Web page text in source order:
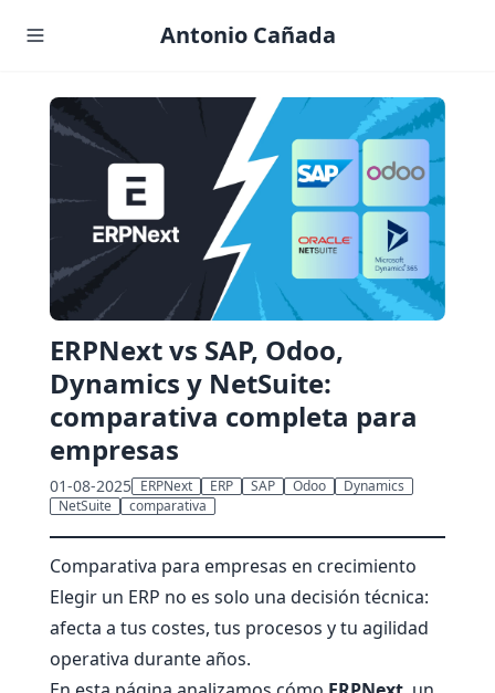
Antonio Cañada
ERPNext vs SAP, Odoo,
Dynamics y NetSuite:
comparativa completa para
empresas
01-08-2025 ERPNext ERP SAP Odoo
Dynamics
NetSuite
comparativa
Comparativa para empresas en crecimiento
Elegir un ERP no es solo una decisión técnica:
afecta a tus costes, tus procesos y tu agilidad
operativa durante años.